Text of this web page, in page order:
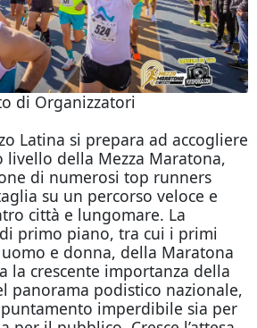
di Organizzatori
Latina si prepara ad accogliere
livello della Mezza Maratona,
di numerosi top runners
su un percorso veloce e
città e lungomare. La
primo piano, tra cui i primi
e donna, della Maratona
la crescente importanza della
panorama podistico nazionale,
imperdibile sia per